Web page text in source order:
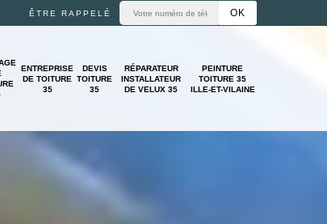
ÊTRE RAPPELÉ
ENTREPRISE
DE TOITURE
35
DEVIS
TOITURE
35
RÉPARATEUR
INSTALLATEUR
DE VELUX 35
PEINTURE
TOITURE 35
ILLE-ET-VILAINE